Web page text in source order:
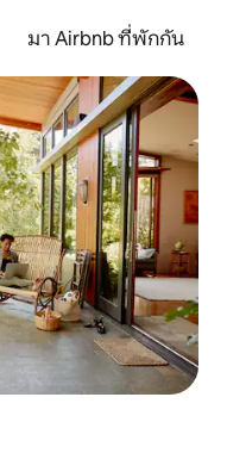
มา Airbnb ที่พักกัน